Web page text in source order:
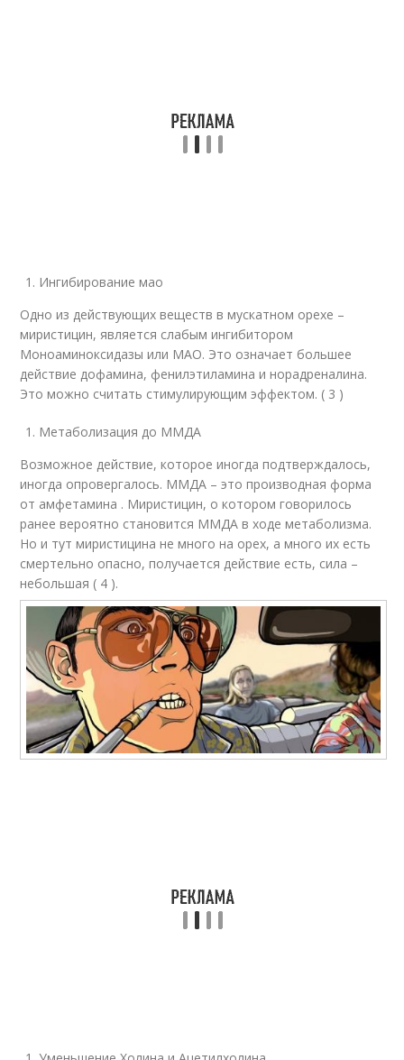
Ингибирование мао
Одно из действующих веществ в мускатном орехе –
миристицин, является слабым ингибитором
Моноаминоксидазы или МАО. Это означает большее
действие дофамина, фенилэтиламина и норадреналина.
Это можно считать стимулирующим эффектом. ( 3 )
Метаболизация до ММДА
Возможное действие, которое иногда подтверждалось,
иногда опровергалось. ММДА – это производная форма
от амфетамина . Миристицин, о котором говорилось
ранее вероятно становится ММДА в ходе метаболизма.
Но и тут миристицина не много на орех, а много их есть
смертельно опасно, получается действие есть, сила –
небольшая ( 4 ).